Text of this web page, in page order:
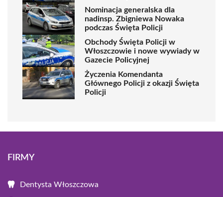
Nominacja generalska dla
nadinsp. Zbigniewa Nowaka
podczas Święta Policji
Obchody Święta Policji w
Włoszczowie i nowe wywiady w
Gazecie Policyjnej
Życzenia Komendanta
Głównego Policji z okazji Święta
Policji
FIRMY
Dentysta Włoszczowa